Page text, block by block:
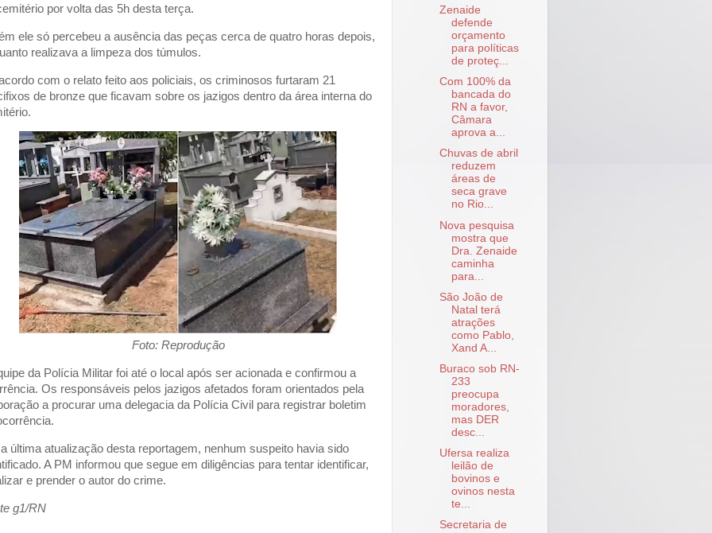
por volta das 5h desta terça.
ele só percebeu a ausência das peças cerca de quatro horas depois,
realizava a limpeza dos túmulos.
com o relato feito aos policiais, os criminosos furtaram 21
de bronze que ficavam sobre os jazigos dentro da área interna do
Foto: Reprodução
da Polícia Militar foi até o local após ser acionada e confirmou a
Os responsáveis pelos jazigos afetados foram orientados pela
a procurar uma delegacia da Polícia Civil para registrar boletim
última atualização desta reportagem, nenhum suspeito havia sido
A PM informou que segue em diligências para tentar identificar,
e prender o autor do crime.
g1/RN
Zenaide
defende
orçamento
para políticas
de proteç...
Com 100% da
bancada do
RN a favor,
Câmara
aprova a...
Chuvas de abril
reduzem
áreas de
seca grave
no Rio...
Nova pesquisa
mostra que
Dra. Zenaide
caminha
para...
São João de
Natal terá
atrações
como Pablo,
Xand A...
Buraco sob RN-
233
preocupa
moradores,
mas DER
desc...
Ufersa realiza
leilão de
bovinos e
ovinos nesta
te...
Secretaria de